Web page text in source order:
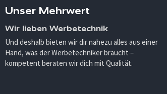
Unser Mehrwert
Wir lieben Werbetechnik
Und deshalb bieten wir dir nahezu alles aus einer
Hand, was der Werbetechniker braucht –
kompetent beraten wir dich mit Qualität.